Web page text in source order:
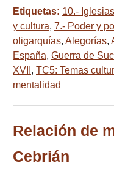
Etiquetas: 10.-
y cultura, 7.- Poder y
oligarquías, Alegorías,
España, Guerra de
XVII , TC5: Temas
mentalidad
Relación de
Cebrián